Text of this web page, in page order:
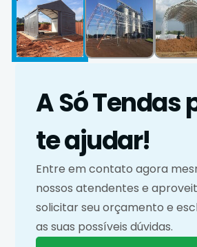
A Só Tendas
te ajudar!
Entre em contato agora
nossos atendentes e
solicitar seu orçamento e
as suas possíveis dúvidas.